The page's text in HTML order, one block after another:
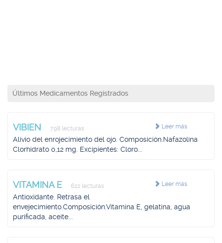
Últimos Medicamentos Registrados
Leer más
VIBIEN 798 lecturas
Alivio del enrojecimiento del ojo. Composición.Nafazolina
Clorhidrato 0,12 mg. Excipientes: Cloro...
Leer más
VITAMINA E 622 lecturas
Antioxidante. Retrasa el
envejecimiento.Composición.Vitamina E, gelatina, agua
purificada, aceite...